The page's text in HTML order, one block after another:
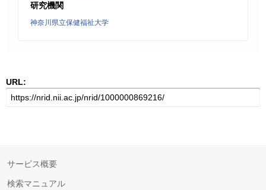
研究機関
神奈川県立保健福祉大学
URL:
サービス概要
検索マニュアル